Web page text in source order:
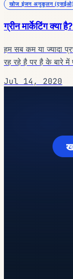
खोज इंजन अनुकूलन (एसईओ)
ग्रीन मार्केटिंग क्या
हम सब कम या ज्यादा
रह रहे है पर है के बारे में
Jul 14, 2020